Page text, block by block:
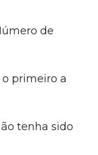
de
primeiro a
tenha sido